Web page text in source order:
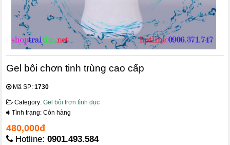
Gel bôi chơn tinh trùng cao cấp
Mã SP:1730
Category:Gel bôi trơn tình dục
Tình trạng: Còn hàng
480,000đ
Hotline:0901.493.584